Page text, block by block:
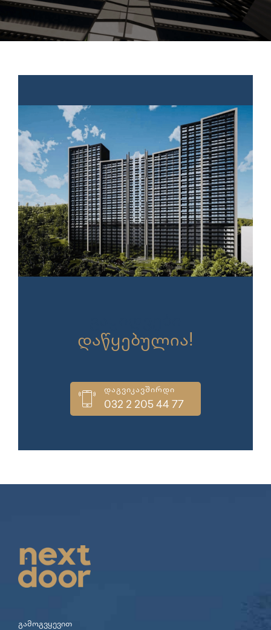
დაწყებულია!
დაგვიკავშირდი
032 2 205 44 77
გამოგვყევით